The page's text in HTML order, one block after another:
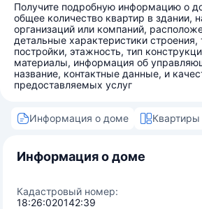
Получите подробную информацию о
общее количество квартир в здании,
организаций или компаний,
детальные характеристики строения,
постройки, этажность, тип
материалы, информация об
название, контактные данные, и
предоставляемых услуг
Информация о доме Квартиры
Информация о доме
Кадастровый номер:
18:26:020142:39